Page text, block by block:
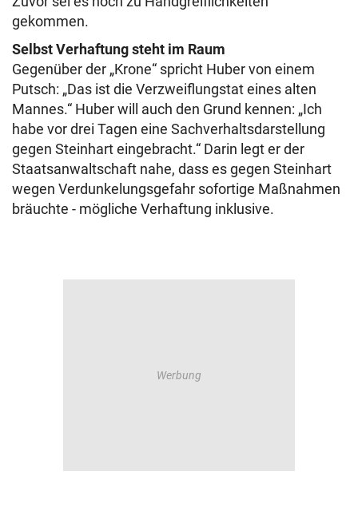
gekommen.
Selbst Verhaftung steht im Raum
Gegenüber der „Krone“ spricht Huber von einem
Putsch: „Das ist die Verzweiflungstat eines alten
Mannes.“ Huber will auch den Grund kennen: „Ich
habe vor drei Tagen eine Sachverhaltsdarstellung
gegen Steinhart eingebracht.“ Darin legt er der
Staatsanwaltschaft nahe, dass es gegen Steinhart
wegen Verdunkelungsgefahr sofortige Maßnahmen
bräuchte - mögliche Verhaftung inklusive.